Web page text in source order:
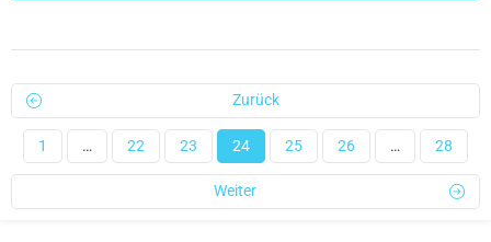
Zurück
1 … 22 23 24 25 26 … 28
Weiter